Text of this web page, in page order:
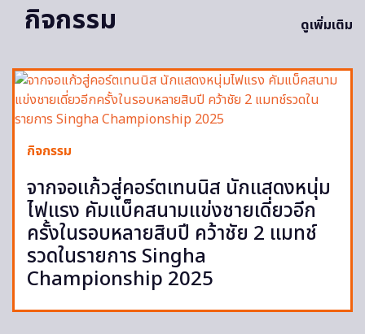
กิจกรรม ดูเพิ่มเติม
กิจกรรม
จากจอแก้วสู่คอร์ตเทนนิส นักแสดงหนุ่ม
ไฟแรง คัมแบ็คสนามแข่งชายเดี่ยวอีก
ครั้งในรอบหลายสิบปี คว้าชัย 2 แมทช์
รวดในรายการ Singha
Championship 2025